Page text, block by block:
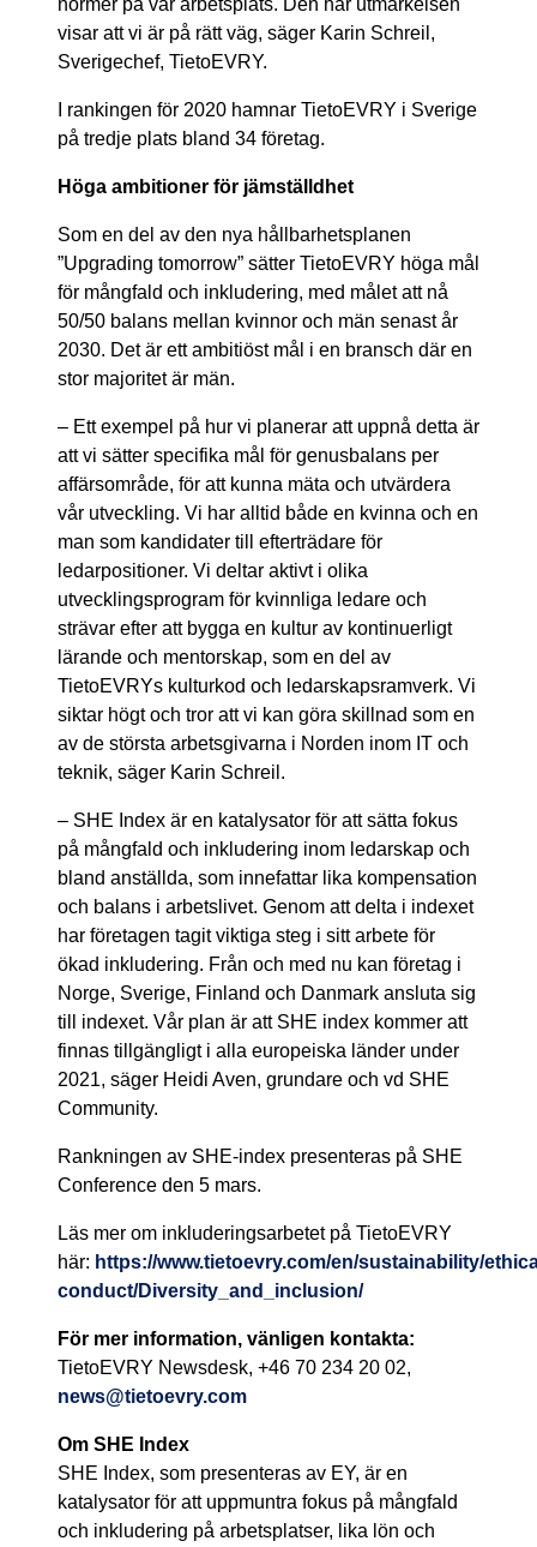
visar att vi är på rätt väg, säger Karin Schreil,
Sverigechef, TietoEVRY.
I rankingen för 2020 hamnar TietoEVRY i Sverige
på tredje plats bland 34 företag.
Höga ambitioner för jämställdhet
Som en del av den nya hållbarhetsplanen
”Upgrading tomorrow” sätter TietoEVRY höga mål
för mångfald och inkludering, med målet att nå
50/50 balans mellan kvinnor och män senast år
2030. Det är ett ambitiöst mål i en bransch där en
stor majoritet är män.
– Ett exempel på hur vi planerar att uppnå detta är
att vi sätter specifika mål för genusbalans per
affärsområde, för att kunna mäta och utvärdera
vår utveckling. Vi har alltid både en kvinna och en
man som kandidater till efterträdare för
ledarpositioner. Vi deltar aktivt i olika
utvecklingsprogram för kvinnliga ledare och
strävar efter att bygga en kultur av kontinuerligt
lärande och mentorskap, som en del av
TietoEVRYs kulturkod och ledarskapsramverk. Vi
siktar högt och tror att vi kan göra skillnad som en
av de största arbetsgivarna i Norden inom IT och
teknik, säger Karin Schreil.
– SHE Index är en katalysator för att sätta fokus
på mångfald och inkludering inom ledarskap och
bland anställda, som innefattar lika kompensation
och balans i arbetslivet. Genom att delta i indexet
har företagen tagit viktiga steg i sitt arbete för
ökad inkludering. Från och med nu kan företag i
Norge, Sverige, Finland och Danmark ansluta sig
till indexet. Vår plan är att SHE index kommer att
finnas tillgängligt i alla europeiska länder under
2021, säger Heidi Aven, grundare och vd SHE
Community.
Rankningen av SHE-index presenteras på SHE
Conference den 5 mars.
Läs mer om inkluderingsarbetet på TietoEVRY
här: https://www.tietoevry.com/en/sustainability/
conduct/Diversity_and_inclusion/
För mer information, vänligen kontakta:
TietoEVRY Newsdesk, +46 70 234 20 02,
news@tietoevry.com
Om SHE Index
SHE Index, som presenteras av EY, är en
katalysator för att uppmuntra fokus på mångfald
och inkludering på arbetsplatser, lika lön och